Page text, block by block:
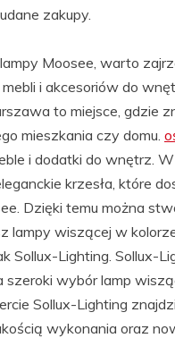
zakupy.
Moosee, warto
i akcesoriów do
to miejsce, gdzie
mieszkania czy domu.
i dodatki do wnętrz.
krzesła, które
Dzięki temu można
lampy wiszącej w
Sollux-Lighting. Sollux-
szeroki wybór lamp
Sollux-Lighting
wykonania oraz